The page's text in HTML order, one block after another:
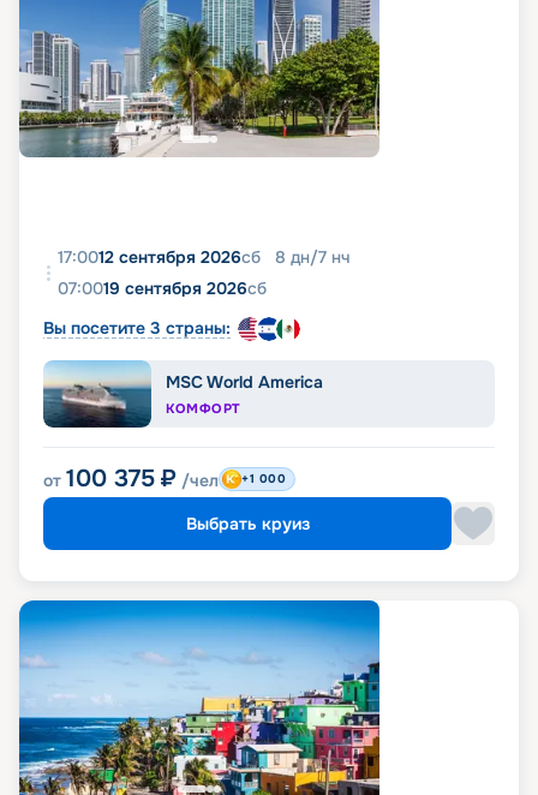
17:0012 сентября 2026сб 8 дн/7 нч
07:0019 сентября 2026сб
Вы посетите 3 страны:
MSC World America
КОМФОРТ
от 100 375 ₽ /чел +1 000
Выбрать круиз